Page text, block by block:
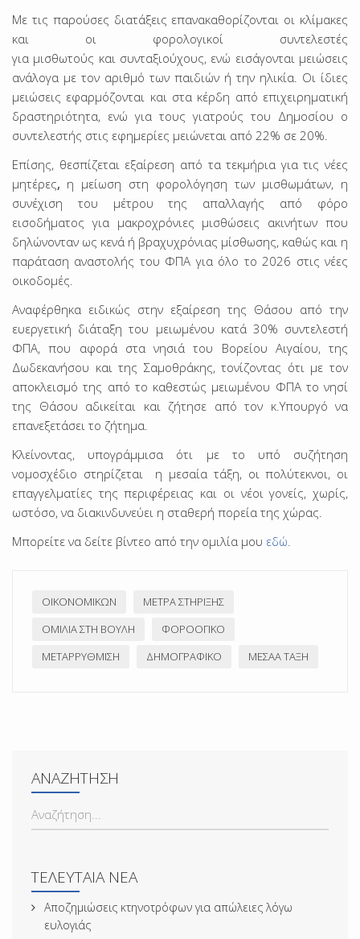
Με τις παρούσες διατάξεις επανακαθορίζονται οι κλίμακες
και οι φορολογικοί συντελεστές
για μισθωτούς και συνταξιούχους, ενώ εισάγονται μειώσεις
ανάλογα με τον αριθμό των παιδιών ή την ηλικία. Οι ίδιες
μειώσεις εφαρμόζονται και στα κέρδη από επιχειρηματική
δραστηριότητα, ενώ για τους γιατρούς του Δημοσίου ο
συντελεστής στις εφημερίες μειώνεται από 22% σε 20%.
Επίσης, θεσπίζεται εξαίρεση από τα τεκμήρια για τις νέες
μητέρες, η μείωση στη φορολόγηση των μισθωμάτων, η
συνέχιση του μέτρου της απαλλαγής από φόρο
εισοδήματος για μακροχρόνιες μισθώσεις ακινήτων που
δηλώνονταν ως κενά ή βραχυχρόνιας μίσθωσης, καθώς και η
παράταση αναστολής του ΦΠΑ για όλο το 2026 στις νέες
οικοδομές.
Αναφέρθηκα ειδικώς στην εξαίρεση της Θάσου από την
ευεργετική διάταξη του μειωμένου κατά 30% συντελεστή
ΦΠΑ, που αφορά στα νησιά του Βορείου Αιγαίου, της
Δωδεκανήσου και της Σαμοθράκης, τονίζοντας ότι με τον
αποκλεισμό της από το καθεστώς μειωμένου ΦΠΑ το νησί
της Θάσου αδικείται και ζήτησε από τον κ.Υπουργό να
επανεξετάσει το ζήτημα.
Κλείνοντας, υπογράμμισα ότι με το υπό συζήτηση
νομοσχέδιο στηρίζεται η μεσαία τάξη, οι πολύτεκνοι, οι
επαγγελματίες της περιφέρειας και οι νέοι γονείς, χωρίς,
ωστόσο, να διακινδυνεύει η σταθερή πορεία της χώρας.
Μπορείτε να δείτε βίντεο από την ομιλία μου εδώ.
ΟΙΚΟΝΟΜΙΚΏΝ
ΜΈΤΡΑ ΣΤΉΡΙΞΗΣ
ΟΜΙΛΊΑ ΣΤΗ ΒΟΥΛΉ
ΦΟΡΟΟΓΙΚΌ
ΜΕΤΑΡΡΎΘΜΙΣΗ
ΔΗΜΟΓΡΑΦΙΚΌ ΜΕΣΑΑ ΤΆΞΗ
ΑΝΑΖΉΤΗΣΗ
ΑΝΑΖΉΤΗΣΗ...
ΤΕΛΕΥΤΑΊΑ ΝΈΑ
Αποζημιώσεις κτηνοτρόφων για απώλειες λόγω
ευλογιάς